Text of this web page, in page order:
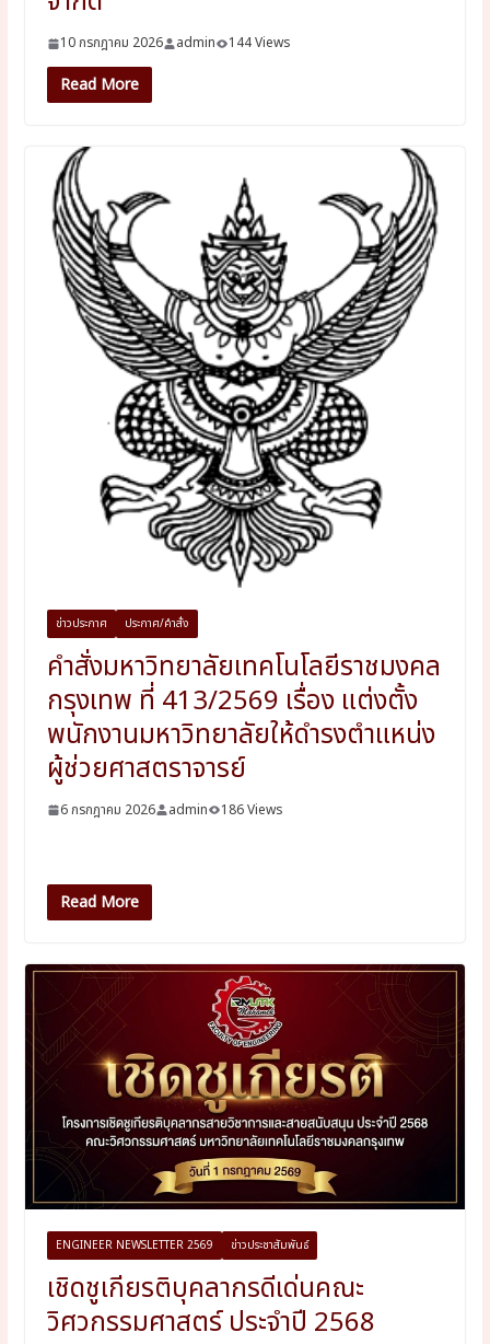
10 กรกฎาคม 2026 admin 144 Views
Read More
ข่าวประกาศ ประกาศ/คำสั่ง
คำสั่งมหาวิทยาลัยเทคโนโลยีราชมงคล
กรุงเทพ ที่ 413/2569 เรื่อง แต่งตั้ง
พนักงานมหาวิทยาลัยให้ดำรงตำแหน่ง
ผู้ช่วยศาสตราจารย์
6 กรกฎาคม 2026 admin 186 Views
Read More
ENGINEER NEWSLETTER 2569 ข่าวประชาสัมพันธ์
เชิดชูเกียรติบุคลากรดีเด่นคณะ
วิศวกรรมศาสตร์ ประจำปี 2568